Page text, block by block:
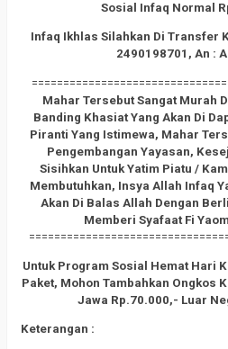
Sosial Infaq Normal
Infaq Ikhlas Silahkan Di Transfer
2490198701, An :
Mahar Tersebut Sangat Murah
Banding Khasiat Yang Akan Di
Piranti Yang Istimewa, Mahar
Pengembangan Yayasan,
Sisihkan Untuk Yatim Piatu /
Membutuhkan, Insya Allah Infaq
Akan Di Balas Allah Dengan
Memberi Syafaat Fi
Untuk Program Sosial Hemat Hari
Paket, Mohon Tambahkan Ongkos
Jawa Rp.70.000,- Luar
Keterangan :